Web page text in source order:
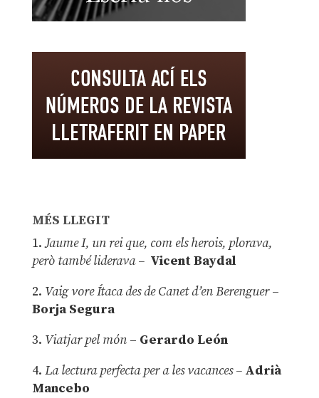
MÉS LLEGIT
1.Jaume I, un rei que, com els herois, plorava,
però també liderava – Vicent Baydal
2. Vaig vore Ítaca des de Canet d’en Berenguer–
Borja Segura
3. Viatjar pel món – Gerardo León
4. La lectura perfecta per a les vacances –Adrià
Mancebo